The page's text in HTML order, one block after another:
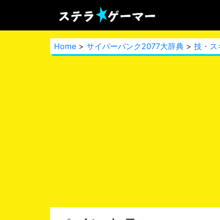
Home > サイバーパンク2077大辞典 > 技・ス